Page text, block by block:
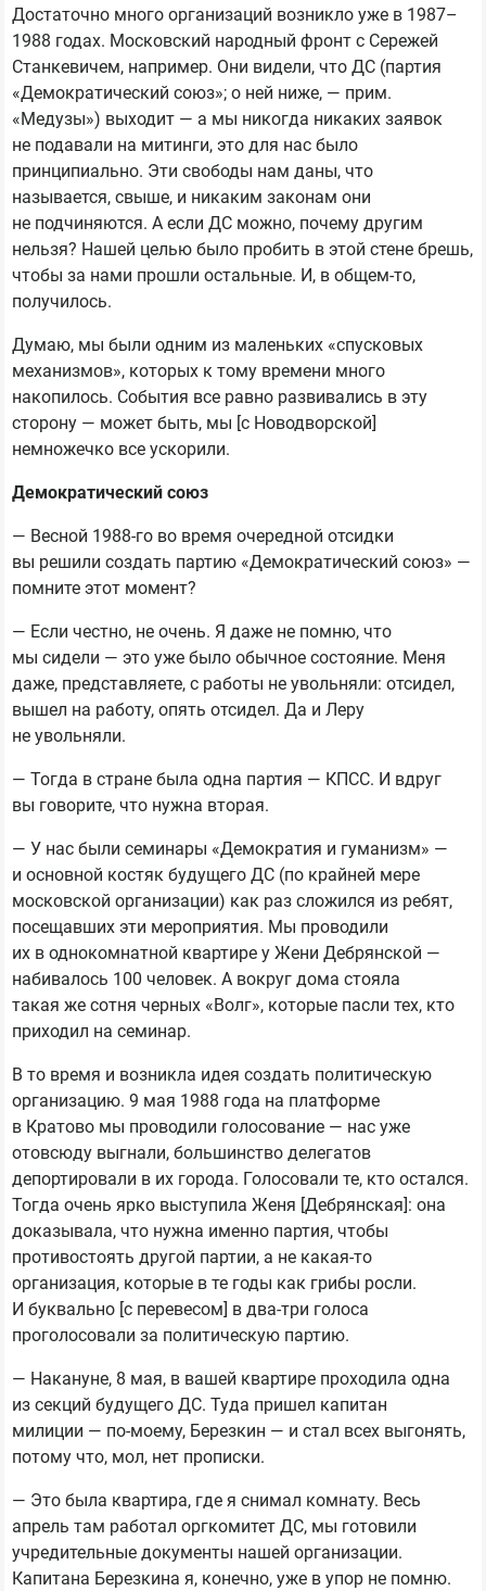
Достаточно много организаций возникло уже в 1987–
1988 годах. Московский народный фронт с Сережей
Станкевичем, например. Они видели, что ДС (партия
«Демократический союз»; о ней ниже, — прим.
«Медузы») выходит — а мы никогда никаких заявок
не подавали на митинги, это для нас было
принципиально. Эти свободы нам даны, что
называется, свыше, и никаким законам они
не подчиняются. А если ДС можно, почему другим
нельзя? Нашей целью было пробить в этой стене брешь,
чтобы за нами прошли остальные. И, в общем-то,
получилось.
Думаю, мы были одним из маленьких «спусковых
механизмов», которых к тому времени много
накопилось. События все равно развивались в эту
сторону — может быть, мы [с Новодворской]
немножечко все ускорили.
Демократический союз
— Весной 1988-го во время очередной отсидки
вы решили создать партию «Демократический союз» —
помните этот момент?
— Если честно, не очень. Я даже не помню, что
мы сидели — это уже было обычное состояние. Меня
даже, представляете, с работы не увольняли: отсидел,
вышел на работу, опять отсидел. Да и Леру
не увольняли.
— Тогда в стране была одна партия — КПСС. И вдруг
вы говорите, что нужна вторая.
— У нас были семинары «Демократия и гуманизм» —
и основной костяк будущего ДС (по крайней мере
московской организации) как раз сложился из ребят,
посещавших эти мероприятия. Мы проводили
их в однокомнатной квартире у Жени Дебрянской —
набивалось 100 человек. А вокруг дома стояла
такая же сотня черных «Волг», которые пасли тех, кто
приходил на семинар.
В то время и возникла идея создать политическую
организацию. 9 мая 1988 года на платформе
в Кратово мы проводили голосование — нас уже
отовсюду выгнали, большинство делегатов
депортировали в их города. Голосовали те, кто остался.
Тогда очень ярко выступила Женя [Дебрянская]: она
доказывала, что нужна именно партия, чтобы
противостоять другой партии, а не какая-то
организация, которые в те годы как грибы росли.
И буквально [с перевесом] в два-три голоса
проголосовали за политическую партию.
— Накануне, 8 мая, в вашей квартире проходила одна
из секций будущего ДС. Туда пришел капитан
милиции — по-моему, Березкин — и стал всех выгонять,
потому что, мол, нет прописки.
— Это была квартира, где я снимал комнату. Весь
апрель там работал оргкомитет ДС, мы готовили
учредительные документы нашей организации.
Капитана Березкина я, конечно, уже в упор не помню.